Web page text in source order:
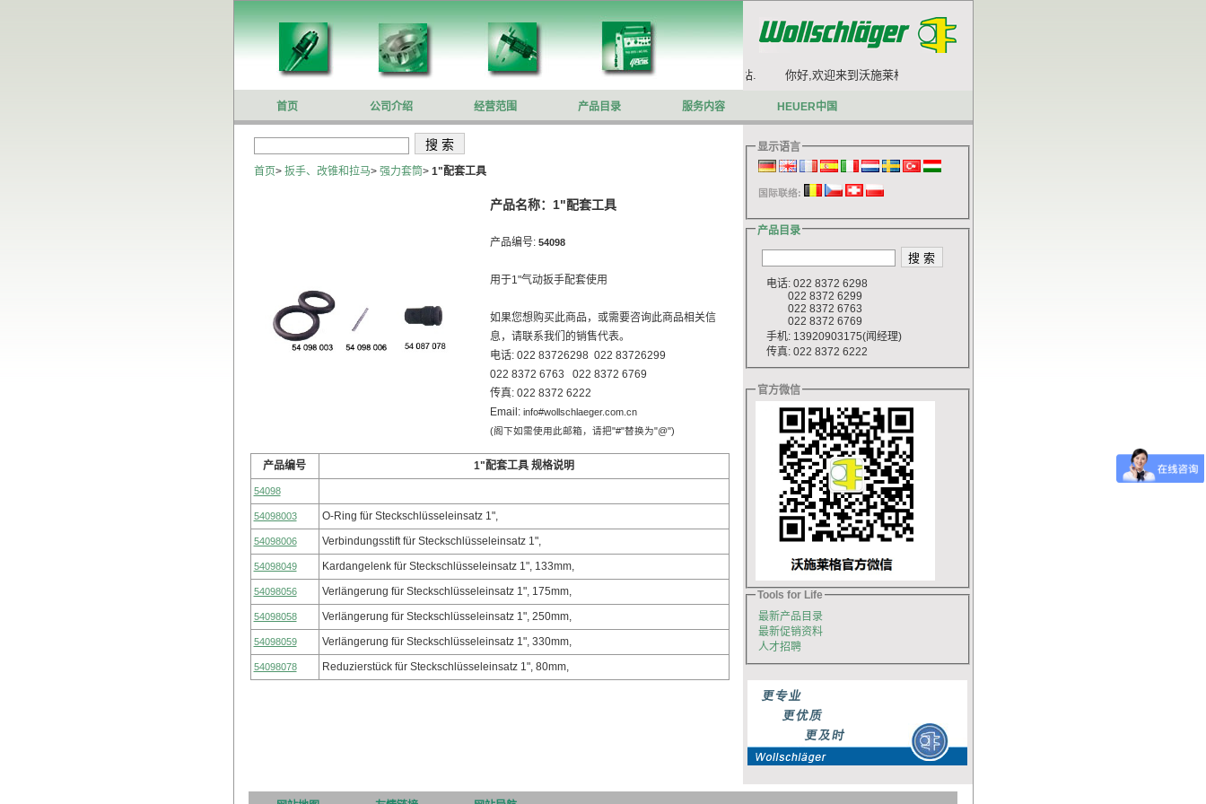
你好,欢迎来到沃施莱格网站. 你好,欢迎来到沃施莱格网站.
首页 公司介绍 经营范围 产品目录 服务内容 HEUER中国
首页> 扳手、改锥和拉马> 强力套筒> 1"配套工具
产品名称：1"配套工具
产品编号: 54098
用于1"气动扳手配套使用
如果您想购买此商品，或需要咨询此商品相关信
息，请联系我们的销售代表。
电话: 022 83726298 022 83726299
022 8372 6763 022 8372 6769
传真: 022 8372 6222
Email: info#wollschlaeger.com.cn
(阁下如需使用此邮箱，请把"#"替换为"@")
产品编号 1"配套工具 规格说明
54098
54098003 O-Ring für Steckschlüsseleinsatz 1",
54098006 Verbindungsstift für Steckschlüsseleinsatz 1",
54098049 Kardangelenk für Steckschlüsseleinsatz 1", 133mm,
54098056 Verlängerung für Steckschlüsseleinsatz 1", 175mm,
54098058 Verlängerung für Steckschlüsseleinsatz 1", 250mm,
54098059 Verlängerung für Steckschlüsseleinsatz 1", 330mm,
54098078 Reduzierstück für Steckschlüsseleinsatz 1", 80mm,
显示语言
国际联络:
产品目录
电话: 022 8372 6298
022 8372 6299
022 8372 6763
022 8372 6769
手机: 13920903175(闻经理)
传真: 022 8372 6222
官方微信
Tools for Life
最新产品目录
最新促销资料
人才招聘